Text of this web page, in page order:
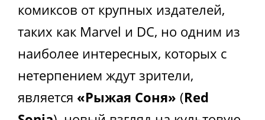
комиксов от крупных издателей,
таких как Marvel и DC, но одним из
наиболее интересных, которых с
нетерпением ждут зрители,
является «Рыжая Соня» (Red